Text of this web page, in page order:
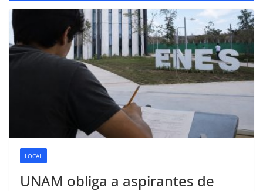
LOCAL
UNAM obliga a aspirantes de